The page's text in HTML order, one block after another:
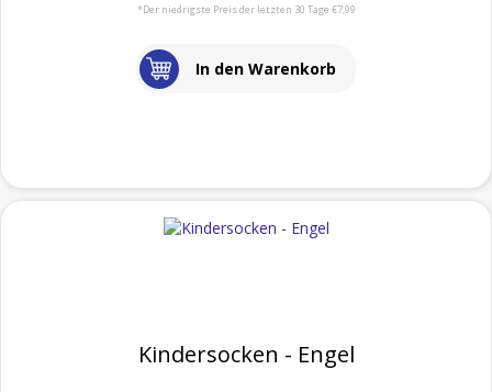
*Der niedrigste Preis der letzten 30 Tage €7,99
In den Warenkorb
Kindersocken - Engel